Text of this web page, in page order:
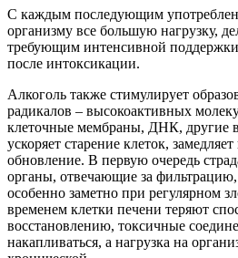
С каждым последующим
организму все большую нагрузку,
требующим интенсивной поддержки
после интоксикации.
Алкоголь также стимулирует
радикалов – высокоактивных
клеточные мембраны, ДНК, другие
ускоряет старение клеток,
обновление. В первую очередь
органы, отвечающие за
особенно заметно при регулярном
временем клетки печени теряют
восстановлению, токсичные
накапливаться, а нагрузка на